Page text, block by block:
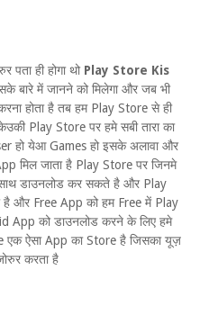
ही होगा थो Play Store Kis
बारे में जानने को मिलेगा और जब भी
होता है तब हम Play Store से ही
Play Store पर हमे सबी तारा का
हो येआ Games हो इसके अलावा और
मिल जाता है Play Store पर जिनमे
डाउनलोड कर सकते है और Play
और Free App को हम Free में Play
App को डाउनलोड करने के लिए हमे
ऐसा App का Store है जिसका यूज़
करता है